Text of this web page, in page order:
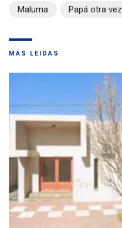
Maluma Papá otra vez
MÁS LEIDAS